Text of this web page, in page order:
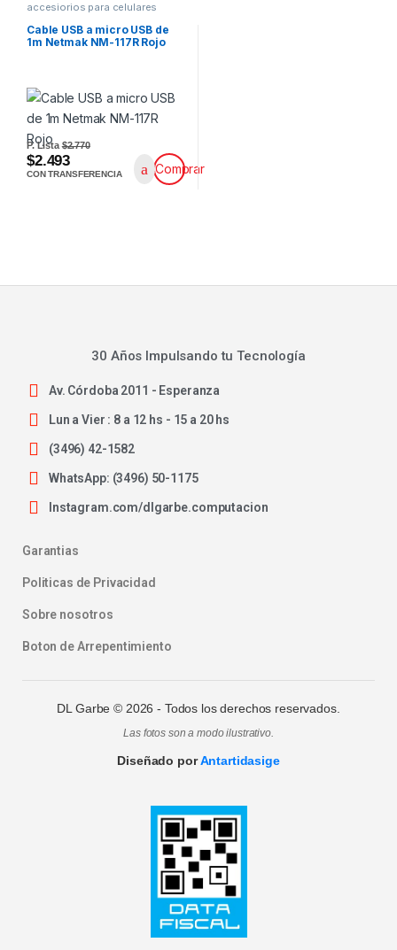
accesiorios para celulares
Cable USB a micro USB de
1m Netmak NM-117R Rojo
P. Lista$2.770
$2.493
CON TRANSFERENCIA Comprar
30 Años Impulsando tu Tecnología
Av. Córdoba 2011 - Esperanza
Lun a Vier : 8 a 12 hs - 15 a 20 hs
(3496) 42-1582
WhatsApp: (3496) 50-1175
Instagram.com/dlgarbe.computacion
Garantias
Politicas de Privacidad
Sobre nosotros
Boton de Arrepentimiento
DL Garbe © 2026 - Todos los derechos reservados.
Las fotos son a modo ilustrativo.
Diseñado porAntartidasige